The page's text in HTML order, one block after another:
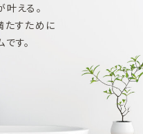
える。
たすために
す。